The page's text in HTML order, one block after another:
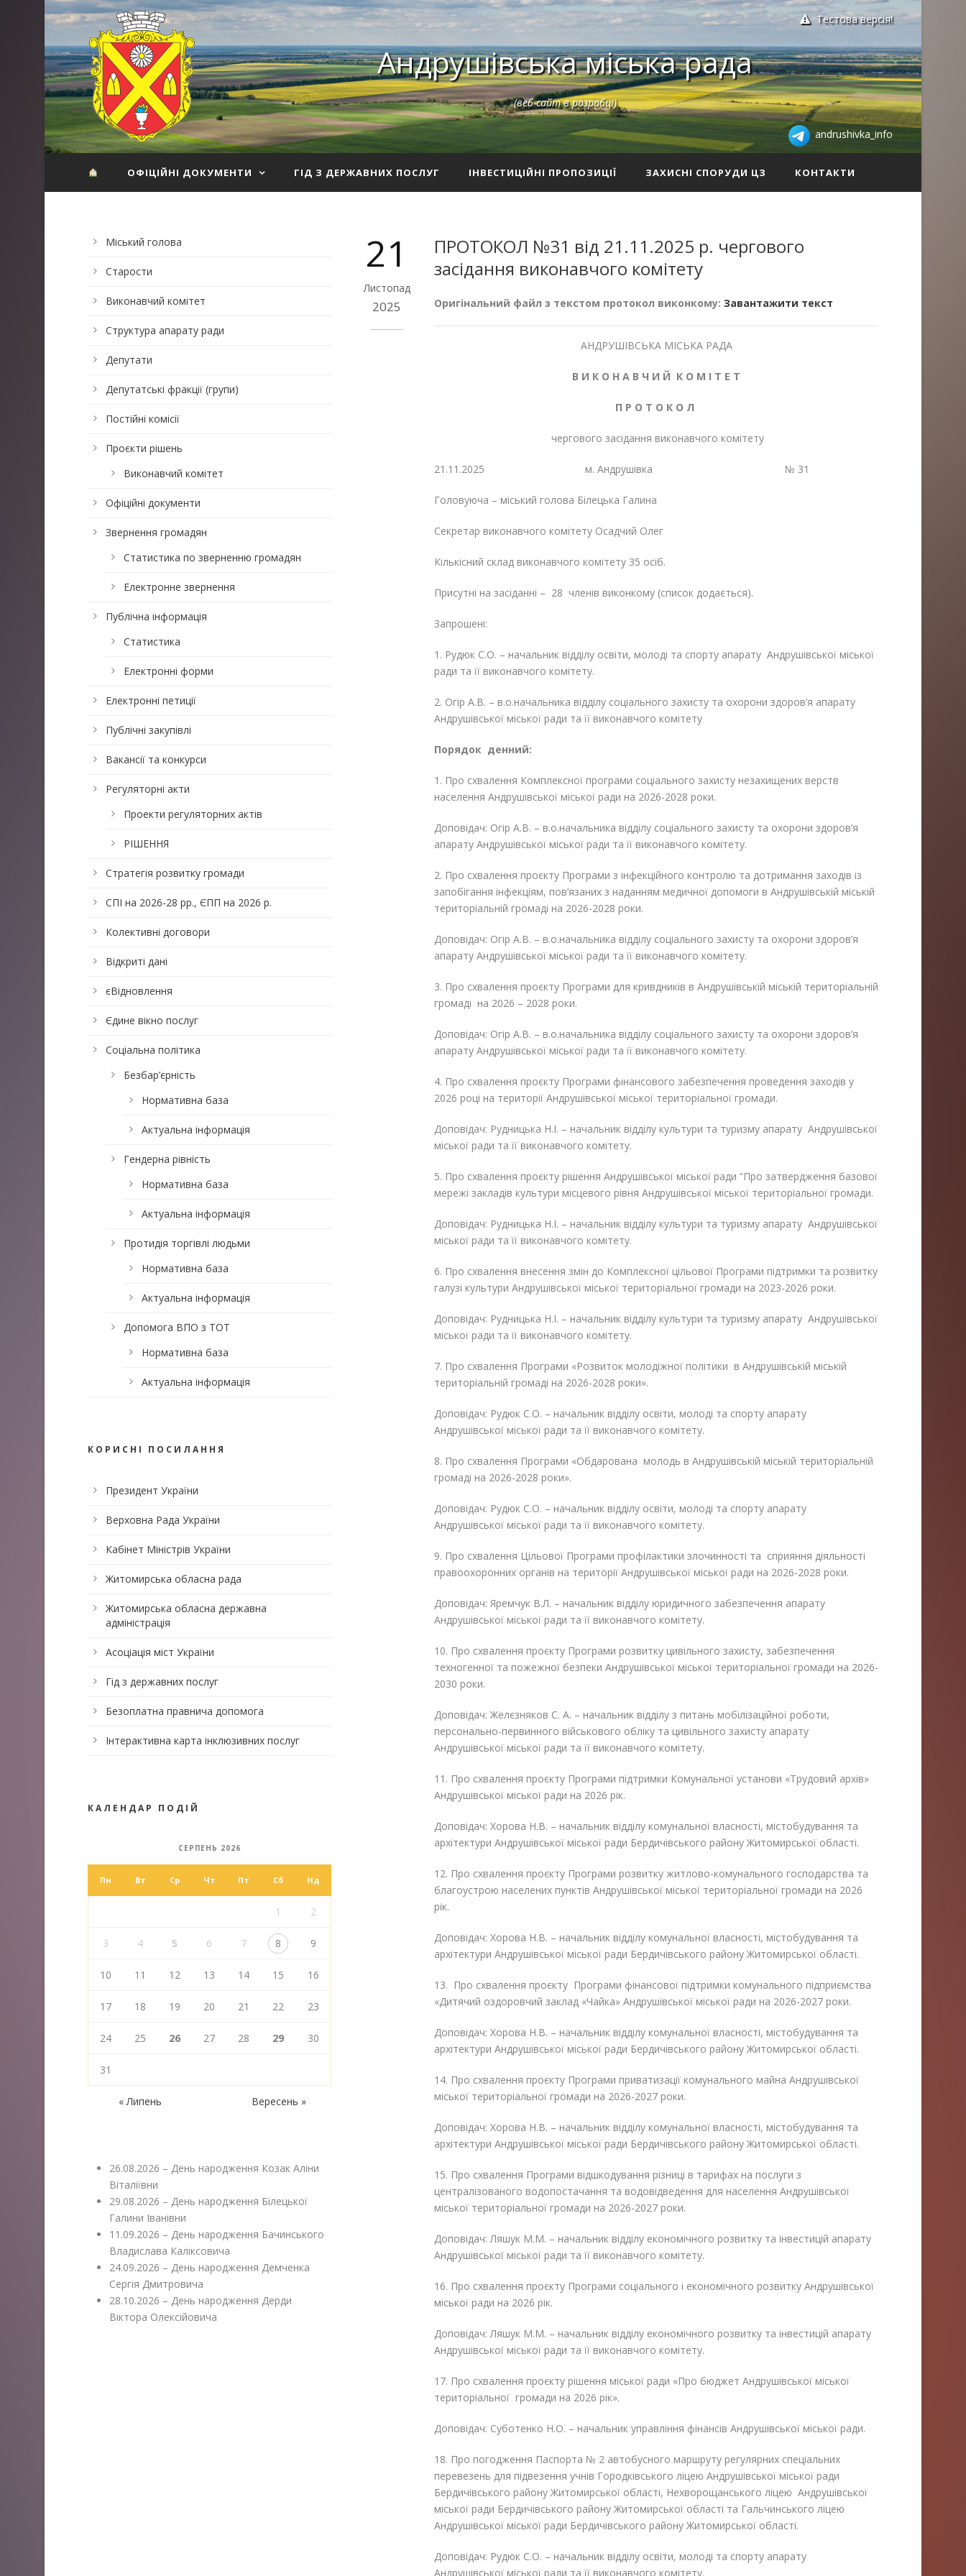
Тестова версія!
Андрушівська міська рада
(веб-сайт в розробці)
andrushivka_info
ОФІЦІЙНІ ДОКУМЕНТИ ГІД З ДЕРЖАВНИХ ПОСЛУГ ІНВЕСТИЦІЙНІ ПРОПОЗИЦІЇ ЗАХИСНІ СПОРУДИ ЦЗ КОНТАКТИ
21
Листопад
2025
ПРОТОКОЛ №31 від 21.11.2025 р. чергового
засідання виконавчого комітету
Оригінальний файл з текстом протокол виконкому: Завантажити текст
АНДРУШІВСЬКА МІСЬКА РАДА
В И К О Н А В Ч И Й К О М І Т Е Т
П Р О Т О К О Л
чергового засідання виконавчого комітету
21.11.2025 м. Андрушівка № 31
Головуюча – міський голова Білецька Галина
Секретар виконавчого комітету Осадчий Олег
Кількісний склад виконавчого комітету 35 осіб.
Присутні на засіданні – 28 членів виконкому (список додається).
Запрошені:
1. Рудюк С.О. – начальник відділу освіти, молоді та спорту апарату Андрушівської міської
ради та її виконавчого комітету.
2. Огір А.В. – в.о.начальника відділу соціального захисту та охорони здоров’я апарату
Андрушівської міської ради та її виконавчого комітету
Порядок денний:
1. Про схвалення Комплексної програми соціального захисту незахищених верств
населення Андрушівської міської ради на 2026-2028 роки.
Доповідач: Огір А.В. – в.о.начальника відділу соціального захисту та охорони здоров’я
апарату Андрушівської міської ради та її виконавчого комітету.
2. Про схвалення проєкту Програми з інфекційного контролю та дотримання заходів із
запобігання інфекціям, пов’язаних з наданням медичної допомоги в Андрушівській міській
територіальній громаді на 2026-2028 роки.
Доповідач: Огір А.В. – в.о.начальника відділу соціального захисту та охорони здоров’я
апарату Андрушівської міської ради та її виконавчого комітету.
3. Про схвалення проєкту Програми для кривдників в Андрушівській міській територіальній
громаді на 2026 – 2028 роки.
Доповідач: Огір А.В. – в.о.начальника відділу соціального захисту та охорони здоров’я
апарату Андрушівської міської ради та її виконавчого комітету.
4. Про схвалення проєкту Програми фінансового забезпечення проведення заходів у
2026 році на території Андрушівської міської територіальної громади.
Доповідач: Рудницька Н.І. – начальник відділу культури та туризму апарату Андрушівської
міської ради та її виконавчого комітету.
5. Про схвалення проєкту рішення Андрушівської міської ради “Про затвердження базової
мережі закладів культури місцевого рівня Андрушівської міської територіальної громади.
Доповідач: Рудницька Н.І. – начальник відділу культури та туризму апарату Андрушівської
міської ради та її виконавчого комітету.
6. Про схвалення внесення змін до Комплексної цільової Програми підтримки та розвитку
галузі культури Андрушівської міської територіальної громади на 2023-2026 роки.
Доповідач: Рудницька Н.І. – начальник відділу культури та туризму апарату Андрушівської
міської ради та її виконавчого комітету.
7. Про схвалення Програми «Розвиток молодіжної політики в Андрушівській міській
територіальній громаді на 2026-2028 роки».
Доповідач: Рудюк С.О. – начальник відділу освіти, молоді та спорту апарату
Андрушівської міської ради та її виконавчого комітету.
8. Про схвалення Програми «Обдарована молодь в Андрушівській міській територіальній
громаді на 2026-2028 роки».
Доповідач: Рудюк С.О. – начальник відділу освіти, молоді та спорту апарату
Андрушівської міської ради та її виконавчого комітету.
9. Про схвалення Цільової Програми профілактики злочинності та сприяння діяльності
правоохоронних органів на території Андрушівської міської ради на 2026-2028 роки.
Доповідач: Яремчук В.Л. – начальник відділу юридичного забезпечення апарату
Андрушівської міської ради та її виконавчого комітету.
10. Про схвалення проєкту Програми розвитку цивільного захисту, забезпечення
техногенної та пожежної безпеки Андрушівської міської територіальної громади на 2026-
2030 роки.
Доповідач: Желєзняков С. А. – начальник відділу з питань мобілізаційної роботи,
персонально-первинного військового обліку та цивільного захисту апарату
Андрушівської міської ради та її виконавчого комітету.
11. Про схвалення проєкту Програми підтримки Комунальної установи «Трудовий архів»
Андрушівської міської ради на 2026 рік.
Доповідач: Хорова Н.В. – начальник відділу комунальної власності, містобудування та
архітектури Андрушівської міської ради Бердичівського району Житомирської області.
12. Про схвалення проєкту Програми розвитку житлово-комунального господарства та
благоустрою населених пунктів Андрушівської міської територіальної громади на 2026
рік.
Доповідач: Хорова Н.В. – начальник відділу комунальної власності, містобудування та
архітектури Андрушівської міської ради Бердичівського району Житомирської області.
13. Про схвалення проєкту Програми фінансової підтримки комунального підприємства
«Дитячий оздоровчий заклад «Чайка» Андрушівської міської ради на 2026-2027 роки.
Доповідач: Хорова Н.В. – начальник відділу комунальної власності, містобудування та
архітектури Андрушівської міської ради Бердичівського району Житомирської області.
14. Про схвалення проєкту Програми приватизації комунального майна Андрушівської
міської територіальної громади на 2026-2027 роки.
Доповідач: Хорова Н.В. – начальник відділу комунальної власності, містобудування та
архітектури Андрушівської міської ради Бердичівського району Житомирської області.
15. Про схвалення Програми відшкодування різниці в тарифах на послуги з
централізованого водопостачання та водовідведення для населення Андрушівської
міської територіальної громади на 2026-2027 роки.
Доповідач: Ляшук М.М. – начальник відділу економічного розвитку та інвестицій апарату
Андрушівської міської ради та її виконавчого комітету.
16. Про схвалення проєкту Програми соціального і економічного розвитку Андрушівської
міської ради на 2026 рік.
Доповідач: Ляшук М.М. – начальник відділу економічного розвитку та інвестицій апарату
Андрушівської міської ради та її виконавчого комітету.
17. Про схвалення проєкту рішення міської ради «Про бюджет Андрушівської міської
територіальної громади на 2026 рік».
Доповідач: Суботенко Н.О. – начальник управління фінансів Андрушівської міської ради.
18. Про погодження Паспорта № 2 автобусного маршруту регулярних спеціальних
перевезень для підвезення учнів Городківського ліцею Андрушівської міської ради
Бердичівського району Житомирської області, Нехворощанського ліцею Андрушівської
міської ради Бердичівського району Житомирської області та Гальчинського ліцею
Андрушівської міської ради Бердичівського району Житомирської області.
Доповідач: Рудюк С.О. – начальник відділу освіти, молоді та спорту апарату
Андрушівської міської ради та її виконавчого комітету.
Міський голова
Старости
Виконавчий комітет
Структура апарату ради
Депутати
Депутатські фракції (групи)
Постійні комісії
Проєкти рішень
Виконавчий комітет
Офіційні документи
Звернення громадян
Статистика по зверненню громадян
Електронне звернення
Публічна інформація
Статистика
Електронні форми
Електронні петиції
Публічні закупівлі
Вакансії та конкурси
Регуляторні акти
Проекти регуляторних актів
РІШЕННЯ
Стратегія розвитку громади
СПІ на 2026-28 рр., ЄПП на 2026 р.
Колективні договори
Відкриті дані
єВідновлення
Єдине вікно послуг
Соціальна політика
Безбар’єрність
Нормативна база
Актуальна інформація
Гендерна рівність
Нормативна база
Актуальна інформація
Протидія торгівлі людьми
Нормативна база
Актуальна інформація
Допомога ВПО з ТОТ
Нормативна база
Актуальна інформація
КОРИСНІ ПОСИЛАННЯ
Президент України
Верховна Рада України
Кабінет Міністрів України
Житомирська обласна рада
Житомирська обласна державна
адміністрація
Асоціація міст України
Гід з державних послуг
Безоплатна правнича допомога
Інтерактивна карта інклюзивних послуг
КАЛЕНДАР ПОДІЙ
СЕРПЕНЬ 2026
Пн Вт Ср Чт Пт Сб Нд
1 2
3 4 5 6 7 8 9
10 11 12 13 14 15 16
17 18 19 20 21 22 23
24 25 26 27 28 29 30
31
« Липень Вересень »
26.08.2026 – День народження Козак Аліни
Віталіївни
29.08.2026 – День народження Білецької
Галини Іванівни
11.09.2026 – День народження Бачинського
Владислава Каліксовича
24.09.2026 – День народження Демченка
Сергія Дмитровича
28.10.2026 – День народження Дерди
Віктора Олексійовича